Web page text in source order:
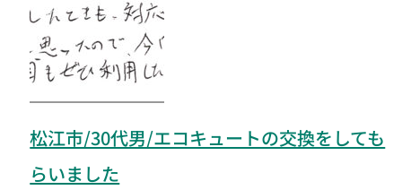
松江市/30代男/エコキュートの交換をしても
らいました